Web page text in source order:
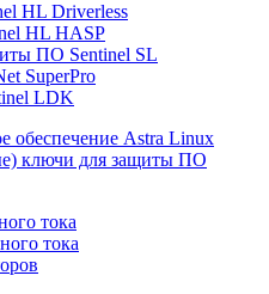
HL Driverless
HL HASP
ПО Sentinel SL
SuperPro
LDK
обеспечение Astra Linux
ключи для защиты ПО
тока
тока